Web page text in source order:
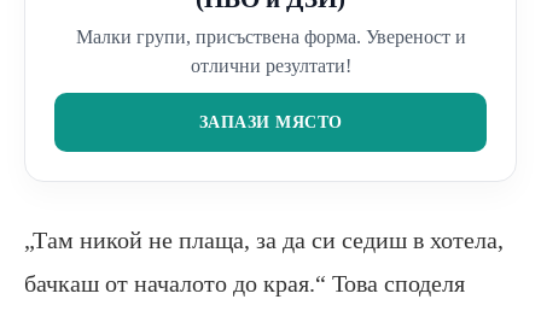
Малки групи, присъствена форма. Увереност и
отлични резултати!
ЗАПАЗИ МЯСТО
„Там никой не плаща, за да си седиш в хотела,
бачкаш от началото до края.“ Това споделя